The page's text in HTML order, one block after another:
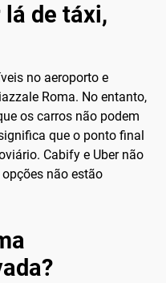
de táxi,
no aeroporto e
Roma. No entanto,
os carros não podem
que o ponto final
Cabify e Uber não
não estão